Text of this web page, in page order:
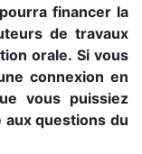
financer la
de travaux
orale. Si vous
connexion en
vous puissiez
questions du